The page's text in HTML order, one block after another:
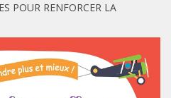
POUR RENFORCER LA